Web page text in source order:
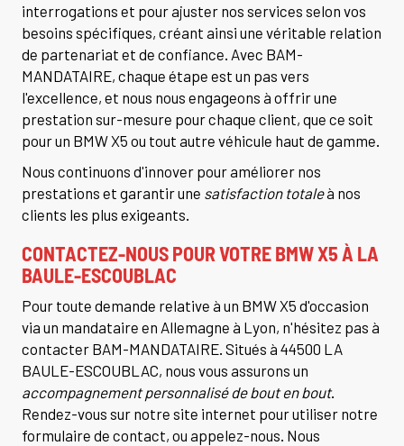
interrogations et pour ajuster nos services selon vos
besoins spécifiques, créant ainsi une véritable relation
de partenariat et de confiance. Avec BAM-
MANDATAIRE, chaque étape est un pas vers
l'excellence, et nous nous engageons à offrir une
prestation sur-mesure pour chaque client, que ce soit
pour un BMW X5 ou tout autre véhicule haut de gamme.
Nous continuons d'innover pour améliorer nos
prestations et garantir une satisfaction totaleà nos
clients les plus exigeants.
CONTACTEZ-NOUS POUR VOTRE BMW X5 À LA
BAULE-ESCOUBLAC
Pour toute demande relative à un BMW X5 d'occasion
via un mandataire en Allemagne à Lyon, n'hésitez pas à
contacter BAM-MANDATAIRE. Situés à 44500 LA
BAULE-ESCOUBLAC, nous vous assurons un
accompagnement personnalisé de bout en bout.
Rendez-vous sur notre site internet pour utiliser notre
formulaire de contact, ou appelez-nous. Nous